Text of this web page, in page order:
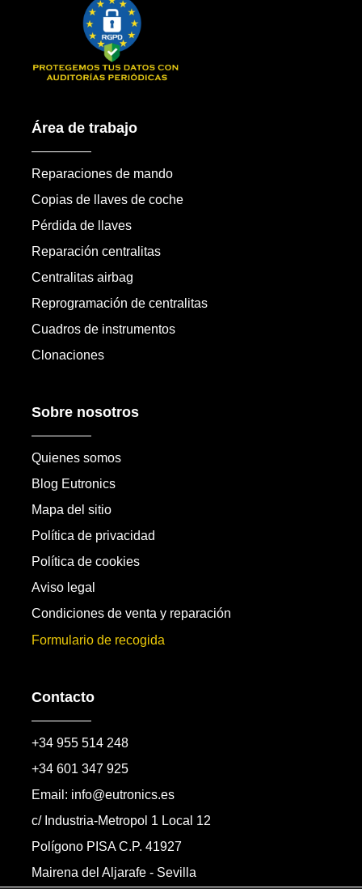
Área de trabajo
Reparaciones de mando
Copias de llaves de coche
Pérdida de llaves
Reparación centralitas
Centralitas airbag
Reprogramación de centralitas
Cuadros de instrumentos
Clonaciones
Sobre nosotros
Quienes somos
Blog Eutronics
Mapa del sitio
Política de privacidad
Política de cookies
Aviso legal
Condiciones de venta y reparación
Formulario de recogida
Contacto
+34 955 514 248
+34 601 347 925
Email: info@eutronics.es
c/ Industria-Metropol 1 Local 12
Polígono PISA C.P. 41927
Mairena del Aljarafe - Sevilla